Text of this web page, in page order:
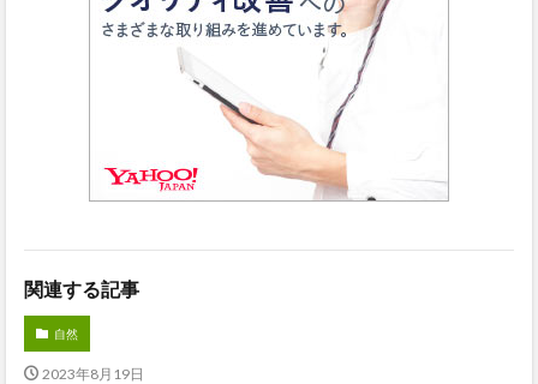
関連する記事
自然
2023年8月19日